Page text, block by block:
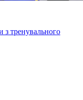
з тренувального